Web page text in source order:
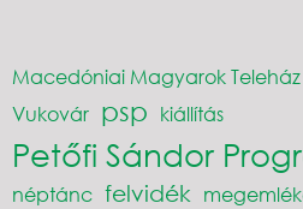
Macedóniai Magyarok Teleház
Vukovár psp kiállítás
Petőfi Sándor
néptánc felvidék